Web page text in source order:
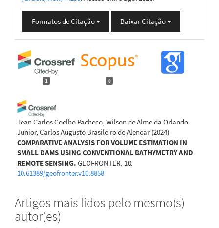
Formatos de Citação Baixar Citação
1 0
Jean Carlos Coelho Pacheco, Wilson de Almeida Orlando
Junior, Carlos Augusto Brasileiro de Alencar (2024)
COMPARATIVE ANALYSIS FOR VOLUME ESTIMATION IN
SMALL DAMS USING CONVENTIONAL BATHYMETRY AND
REMOTE SENSING. GEOFRONTER, 10.
10.61389/geofronter.v10.8858
Artigos mais lidos pelo mesmo(s)
autor(es)